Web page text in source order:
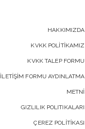
HAKKIMIZDA
KVKK POLİTİKAMIZ
KVKK TALEP FORMU
İLETİŞİM FORMU AYDINLATMA
METNİ
GIZLILIK POLITIKALARI
ÇEREZ POLİTİKASI